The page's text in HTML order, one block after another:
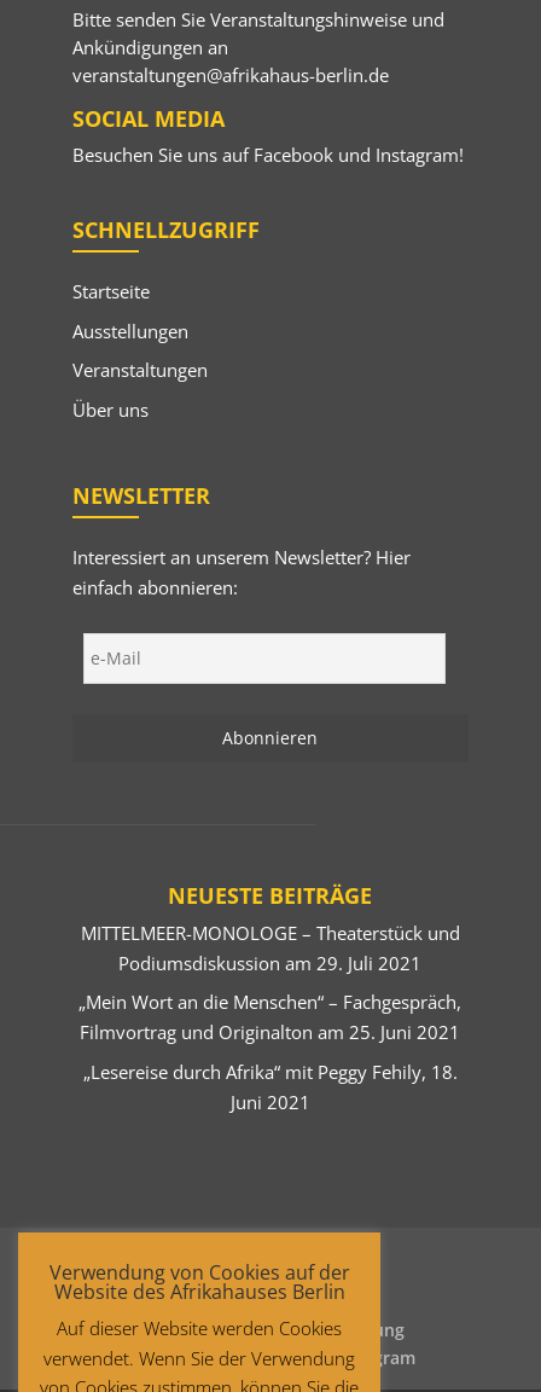
Bitte senden Sie Veranstaltungshinweise und
Ankündigungen an
veranstaltungen@afrikahaus-berlin.de
SOCIAL MEDIA
Besuchen Sie uns auf Facebookund Instagram!
SCHNELLZUGRIFF
Startseite
Ausstellungen
Veranstaltungen
Über uns
NEWSLETTER
Interessiert an unserem Newsletter? Hier
einfach abonnieren:
NEUESTE BEITRÄGE
MITTELMEER-MONOLOGE – Theaterstück und
Podiumsdiskussion am 29. Juli 2021
„Mein Wort an die Menschen“ – Fachgespräch,
Filmvortrag und Originalton am 25. Juni 2021
„Lesereise durch Afrika“ mit Peggy Fehily, 18.
Juni 2021
Startseite
Datenschutzerklärung
Impressum
Facebook Instagram
Verwendung von Cookies auf der
Website des Afrikahauses Berlin
Auf dieser Website werden Cookies
verwendet. Wenn Sie der Verwendung